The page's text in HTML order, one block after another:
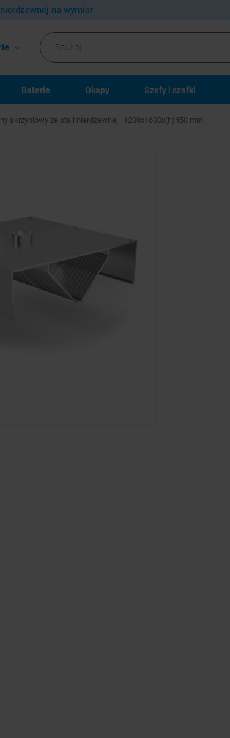
na wymiar
Baterie Okapy Szafy i szafki
skrzyniowy ze stali nierdzewnej | 1200x1600x(h)450 mm